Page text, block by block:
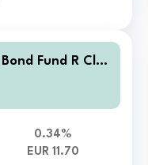
Fund R Clas
0.34%
EUR 11.70